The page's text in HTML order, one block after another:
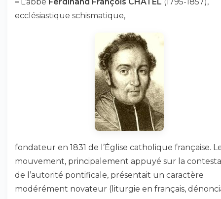
ecclésiastique schismatique,
fondateur en 1831 de l’Église catholique française.
mouvement, principalement appuyé sur la
de l’autorité pontificale, présentait un caractère
modérément novateur (liturgie en français,